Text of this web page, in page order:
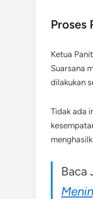
Proses
Ketua
Suarsana
dilakukan
Tidak ada
Baca